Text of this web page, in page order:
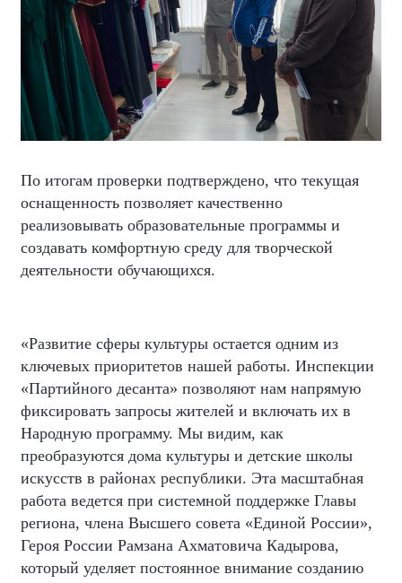
По итогам проверки подтверждено, что текущая
оснащенность позволяет качественно
реализовывать образовательные программы и
создавать комфортную среду для творческой
деятельности обучающихся.
«Развитие сферы культуры остается одним из
ключевых приоритетов нашей работы. Инспекции
«Партийного десанта» позволяют нам напрямую
фиксировать запросы жителей и включать их в
Народную программу. Мы видим, как
преобразуются дома культуры и детские школы
искусств в районах республики. Эта масштабная
работа ведется при системной поддержке Главы
региона, члена Высшего совета «Единой России»,
Героя России Рамзана Ахматовича Кадырова,
который уделяет постоянное внимание созданию